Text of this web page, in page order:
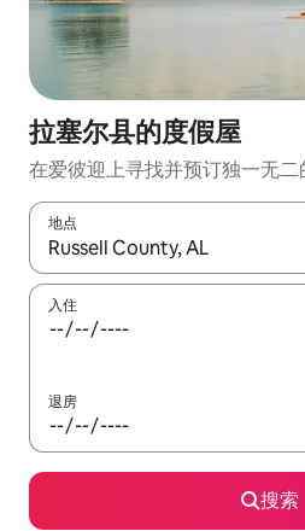
拉塞尔县的度假屋
在爱彼迎上寻找并预订独一无二
地点
如有搜索结果，请使用上下方向
入住
退房
搜索